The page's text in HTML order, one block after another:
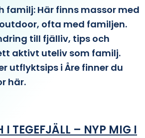
familj: Här finns massor med
ofta med familjen.
till fjälliv, tips och
aktivt uteliv som familj.
utflyktsips i Åre finner du
här.
I TEGEFJÄLL – NYP MIG I